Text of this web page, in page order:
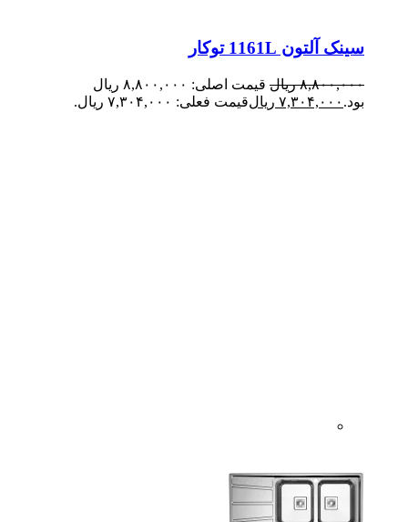
سینک آلتون 1161L توکار
۸,۸۰۰,۰۰۰ ریال
قیمت اصلی: ۸,۸۰۰,۰۰۰ ریال
بود.۷,۳۰۴,۰۰۰ ریال قیمت فعلی: ۷,۳۰۴,۰۰۰ ریال.